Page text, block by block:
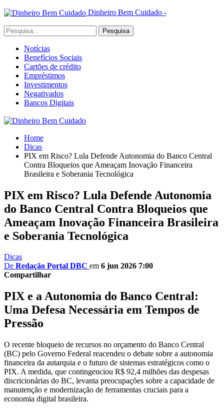
Dinheiro Bem Cuidado -
Notícias
Benefícios Sociais
Cartões de crédito
Empréstimos
Investimentos
Negativados
Bancos Digitais
Home
Dicas
PIX em Risco? Lula Defende Autonomia do Banco Central
Contra Bloqueios que Ameaçam Inovação Financeira
Brasileira e Soberania Tecnológica
PIX em Risco? Lula Defende Autonomia
do Banco Central Contra Bloqueios que
Ameaçam Inovação Financeira Brasileira
e Soberania Tecnológica
Dicas
De Redação Portal DBC em 6 jun 2026 7:00
Compartilhar
PIX e a Autonomia do Banco Central:
Uma Defesa Necessária em Tempos de
Pressão
O recente bloqueio de recursos no orçamento do Banco Central
(BC) pelo Governo Federal reacendeu o debate sobre a autonomia
financeira da autarquia e o futuro de sistemas estratégicos como o
PIX. A medida, que contingenciou R$ 92,4 milhões das despesas
discricionárias do BC, levanta preocupações sobre a capacidade de
manutenção e modernização de ferramentas cruciais para a
economia digital brasileira.